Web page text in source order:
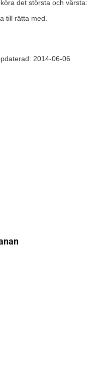
det största och värsta:
till rätta med.
2014-06-06